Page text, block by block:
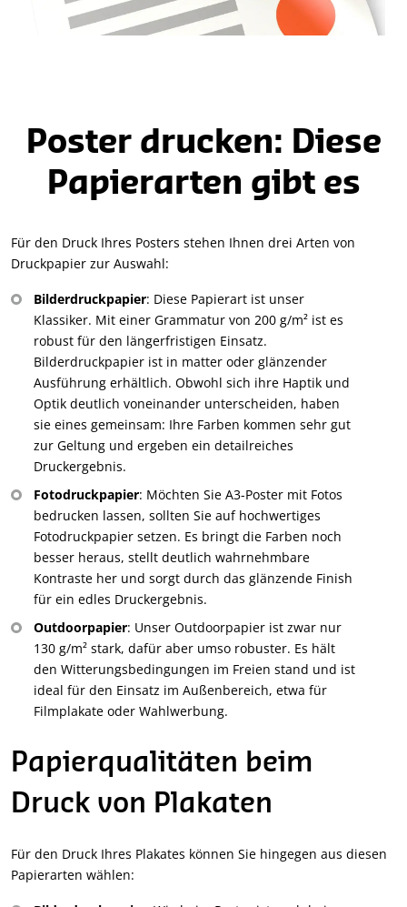
Poster drucken: Diese
Papierarten gibt es
Für den Druck Ihres Posters stehen Ihnen drei Arten von
Druckpapier zur Auswahl:
Bilderdruckpapier: Diese Papierart ist unser
Klassiker. Mit einer Grammatur von 200 g/m² ist es
robust für den längerfristigen Einsatz.
Bilderdruckpapier ist in matter oder glänzender
Ausführung erhältlich. Obwohl sich ihre Haptik und
Optik deutlich voneinander unterscheiden, haben
sie eines gemeinsam: Ihre Farben kommen sehr gut
zur Geltung und ergeben ein detailreiches
Druckergebnis.
Fotodruckpapier: Möchten Sie A3-Poster mit Fotos
bedrucken lassen, sollten Sie auf hochwertiges
Fotodruckpapier setzen. Es bringt die Farben noch
besser heraus, stellt deutlich wahrnehmbare
Kontraste her und sorgt durch das glänzende Finish
für ein edles Druckergebnis.
Outdoorpapier: Unser Outdoorpapier ist zwar nur
130 g/m² stark, dafür aber umso robuster. Es hält
den Witterungsbedingungen im Freien stand und ist
ideal für den Einsatz im Außenbereich, etwa für
Filmplakate oder Wahlwerbung.
Papierqualitäten beim
Druck von Plakaten
Für den Druck Ihres Plakates können Sie hingegen aus diesen
Papierarten wählen: